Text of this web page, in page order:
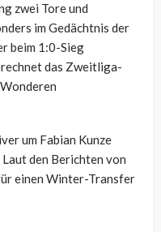
zwei Tore und
im Gedächtnis der
beim 1:0-Sieg
das Zweitliga-
um Fabian Kunze
den Berichten von
einen Winter-Transfer